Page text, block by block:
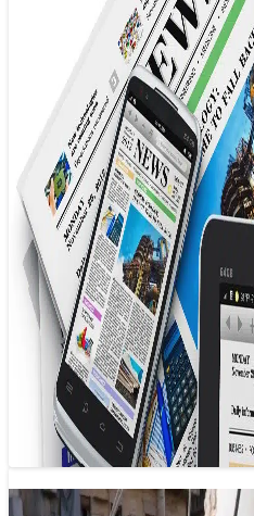
Thời kỳ huy hoàng
đã hết?
29/01/2025 10:00
Ngày nay, nhiều độc giả cảm
thụ thông tin, phản ánh một